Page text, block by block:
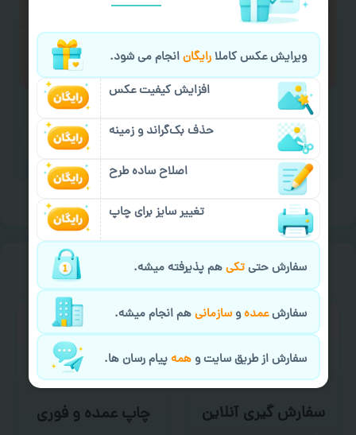
لازم را انجام دهید.
ایمیل جهت ثبت یا پیگیری سفارش:
aks4chap.com@gmail.com
خیالت راحت ازسفارش گیری
سفارش گیری آنلاین چاپ عمده و فوری
ویرایش عکس کاملارایگانانجام می شود.
افزایش کیفیت عکس
حذف بک‌گراند و زمینه
اصلاح ساده طرح
تغییر سایز برای چاپ
سفارش حتیتکیهم پذیرفته میشه.
سفارشعمدهوسازمانیهم انجام میشه.
سفارش از طریق سایت وهمهپیام رسان ها.